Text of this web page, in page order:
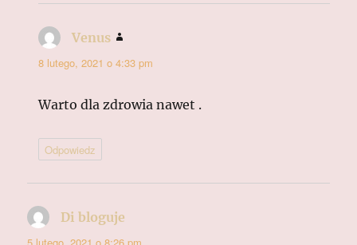
Venus
8 lutego, 2021 o 4:33 pm
Warto dla zdrowia nawet .
Odpowiedz
Di bloguje